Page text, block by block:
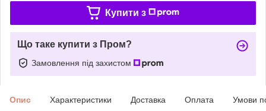
Купити з
Що таке купити з Пром?
Замовлення під захистом
Опис Характеристики Доставка Оплата Умови